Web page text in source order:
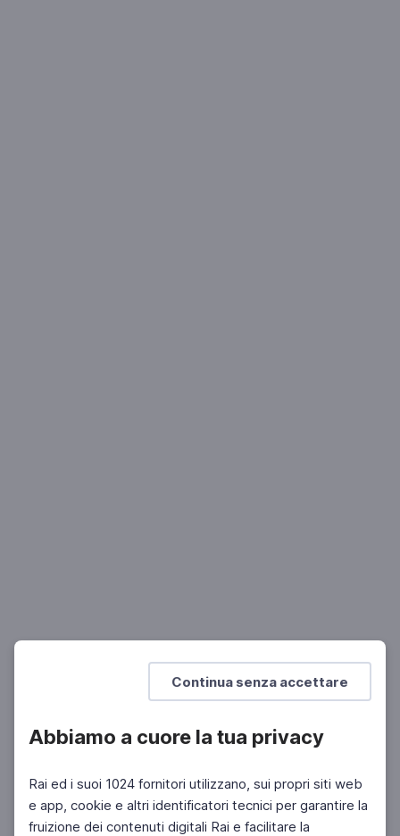
Continua senza accettare
Abbiamo a cuore la tua privacy
Rai ed i suoi 1024 fornitori utilizzano, sui propri siti web
e app, cookie e altri identificatori tecnici per garantire la
fruizione dei contenuti digitali Rai e facilitare la
Facebook Instagram Twitter